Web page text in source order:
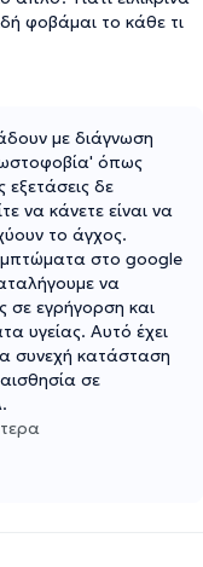
φοβάμαι το κάθε τι
με διάγνωση
όπως
δε
να κάνετε είναι να
το άγχος.
στο google
να
εγρήγορση και
υγείας. Αυτό έχει
συνεχή κατάσταση
σε